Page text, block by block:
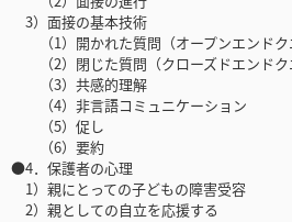
3）面接の基本技術
（1）開かれた質問（オープンエンドク
（2）閉じた質問（クローズドエンドク
（3）共感的理解
（4）非言語コミュニケーション
（5）促し
（6）要約
●4．保護者の心理
1）親にとっての子どもの障害受容
2）親としての自立を応援する